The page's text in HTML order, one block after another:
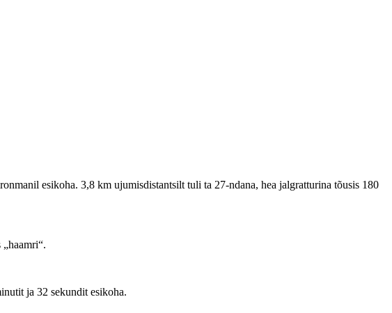
esikoha. 3,8 km ujumisdistantsilt tuli ta 27-ndana, hea jalgratturina tõusis 180
ja 32 sekundit esikoha.